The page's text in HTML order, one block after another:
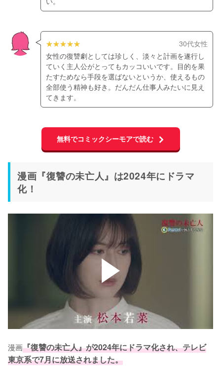
30代女性
女性の復讐劇としては珍しく、淡々と計画を遂行し
ていく主人公がとってもカッコいいです。目的を果
たすためなら手段を選ばないというか、使えるもの
全部使う精神も好き。だんだん仕事人みたいに見え
てきます。
無料でコミックシーモアで読む
漫画『復讐の未亡人』は2024年にドラマ
化！
漫画『復讐の未亡人』が2024年にドラマ化され、テレビ
東京系で7月に放送されました。